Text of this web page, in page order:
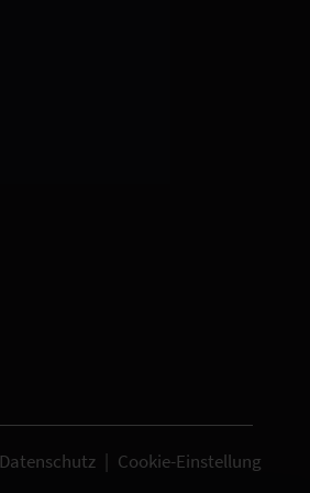
Datenschutz | Cookie-Einstellung